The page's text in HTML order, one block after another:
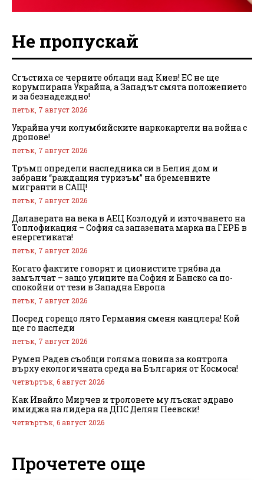
Не пропускай
Сгъстиха се черните облаци над Киев! ЕС не ще
корумпирана Украйна, а Западът смята положението
и за безнадеждно!
петък, 7 август 2026
Украйна учи колумбийските наркокартели на война с
дронове!
петък, 7 август 2026
Тръмп определи наследника си в Белия дом и
забрани “раждащия туризъм” на бременните
мигранти в САЩ!
петък, 7 август 2026
Далаверата на века в АЕЦ Козлодуй и източването на
Топлофикация – София са запазената марка на ГЕРБ в
енергетиката!
петък, 7 август 2026
Когато фактите говорят и ционистите трябва да
замълчат – защо улиците на София и Банско са по-
спокойни от тези в Западна Европа
петък, 7 август 2026
Посред горещо лято Германия сменя канцлера! Кой
ще го наследи
петък, 7 август 2026
Румен Радев съобщи голяма новина за контрола
върху екологичната среда на България от Космоса!
четвъртък, 6 август 2026
Как Ивайло Мирчев и троловете му лъскат здраво
имиджа на лидера на ДПС Делян Пеевски!
четвъртък, 6 август 2026
Прочетете още